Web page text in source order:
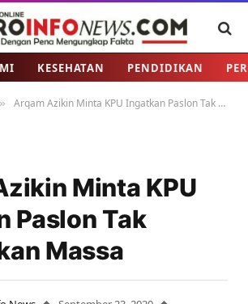
KESEHATAN PENDIDIKAN
» Arqam Azikin Minta KPU Ingatkan Paslon Tak Kumpulkan Massa
Minta KPU
Paslon Tak
Massa